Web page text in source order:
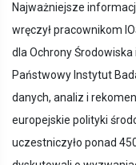
Najważniejsze
wręczył pracownikom
dla Ochrony
Państwowy Instytut
danych, analiz i
europejskie polityki
uczestniczyło ponad